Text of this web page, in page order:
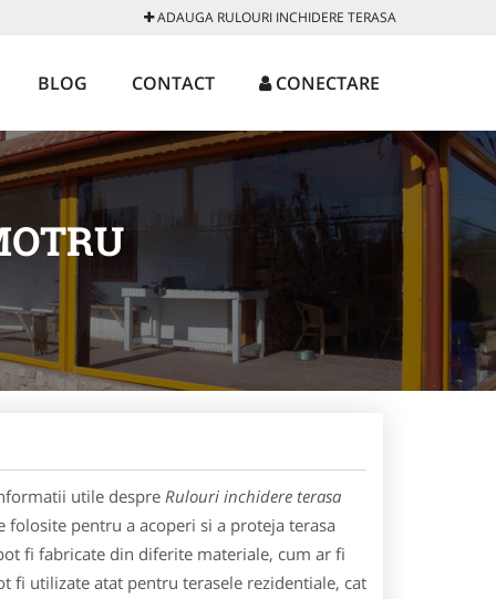
ADAUGA RULOURI INCHIDERE TERASA
BLOG CONTACT CONECTARE
utile despre Rulouri inchidere terasa
pentru a acoperi si a proteja terasa
fi fabricate din diferite materiale, cum ar fi
fi utilizate atat pentru terasele rezidentiale, cat